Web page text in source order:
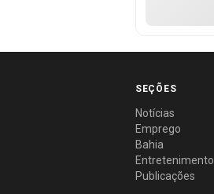
SEÇÕES
Notícias
Emprego
Bahia
Entretenimento
Publicações